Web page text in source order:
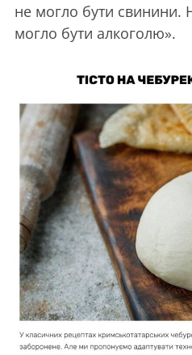
не могло бути свинини.
могло бути алкоголю».